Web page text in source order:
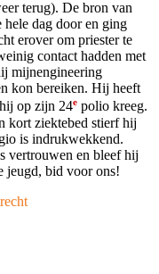
terug). De bron van
dag door en ging
erover om priester te
contact hadden met
mijnengineering
kon bereiken. Hij heeft
op zijn 24e polio kreeg.
kort ziektebed stierf hij
is indrukwekkend.
vertrouwen en bleef hij
jeugd, bid voor ons!